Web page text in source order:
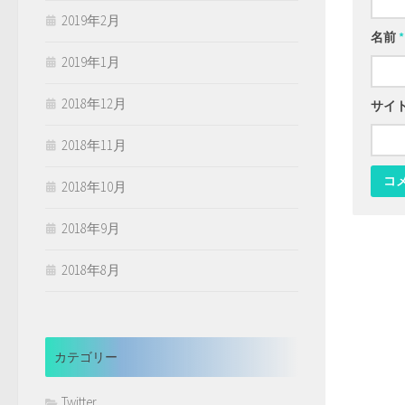
名前*
サイ
2019年2月
2019年1月
2018年12月
2018年11月
2018年10月
2018年9月
2018年8月
カテゴリー